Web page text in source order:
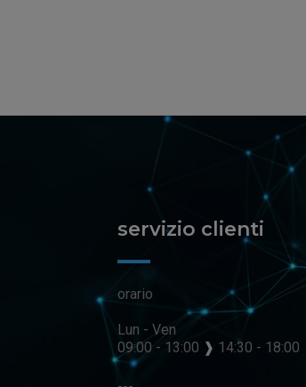
servizio clienti
orario
Lun - Ven
09:00 - 13:00 ❱ 14:30 - 18:00